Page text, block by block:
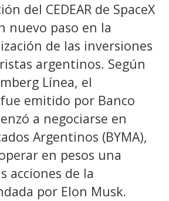
del CEDEAR de SpaceX
nuevo paso en la
de las inversiones
argentinos. Según
Línea, el
emitido por Banco
a negociarse en
Argentinos (BYMA),
en pesos una
acciones de la
por Elon Musk.